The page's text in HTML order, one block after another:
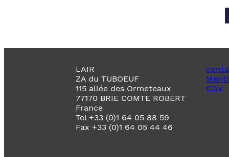
LAIR
ZA du TUBOEUF
115 allée des Ormeteaux
77170 BRIE COMTE ROBERT
France
Tel +33 (0)1 64 05 88 59
Fax +33 (0)1 64 05 44 46
CGV